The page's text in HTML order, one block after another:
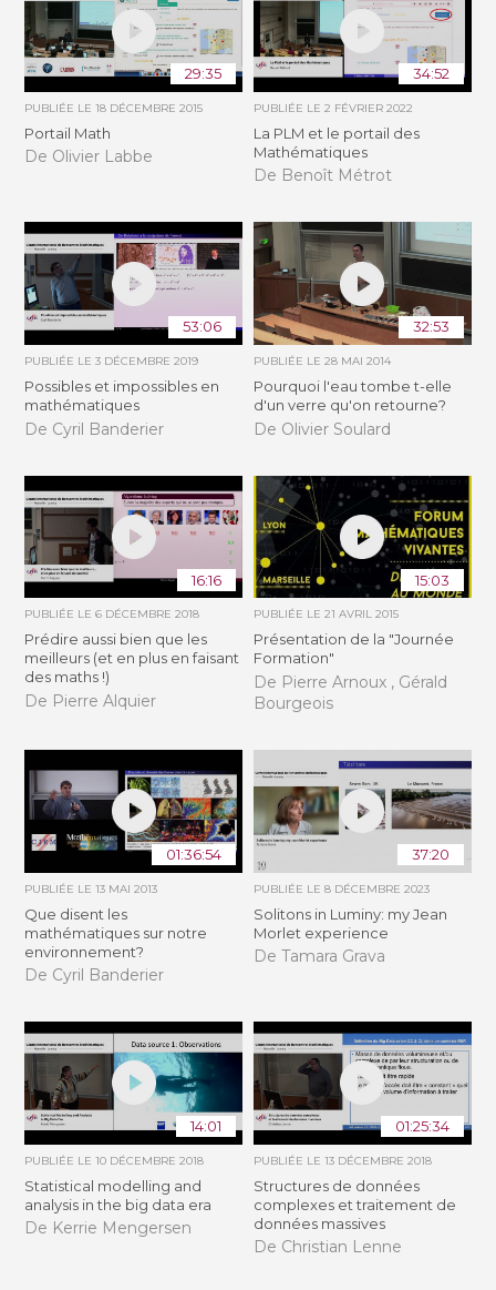
29:35
PUBLIÉE LE18 DÉCEMBRE 2015
Portail Math
De Olivier Labbe
34:52
PUBLIÉE LE 2 FÉVRIER 2022
La PLM et le portail des
Mathématiques
De Benoît Métrot
53:06
PUBLIÉE LE3 DÉCEMBRE 2019
Possibles et impossibles en
mathématiques
De Cyril Banderier
32:53
PUBLIÉE LE 28 MAI 2014
Pourquoi l'eau tombe t-elle
d'un verre qu'on retourne?
De Olivier Soulard
16:16
PUBLIÉE LE6 DÉCEMBRE 2018
Prédire aussi bien que les
meilleurs (et en plus en faisant
des maths !)
De Pierre Alquier
15:03
PUBLIÉE LE 21 AVRIL 2015
Présentation de la "Journée
Formation"
De Pierre Arnoux , Gérald
Bourgeois
01:36:54
PUBLIÉE LE13 MAI 2013
Que disent les
mathématiques sur notre
environnement?
De Cyril Banderier
37:20
PUBLIÉE LE 8 DÉCEMBRE 2023
Solitons in Luminy: my Jean
Morlet experience
De Tamara Grava
14:01
PUBLIÉE LE10 DÉCEMBRE 2018
Statistical modelling and
analysis in the big data era
De Kerrie Mengersen
01:25:34
PUBLIÉE LE 13 DÉCEMBRE 2018
Structures de données
complexes et traitement de
données massives
De Christian Lenne